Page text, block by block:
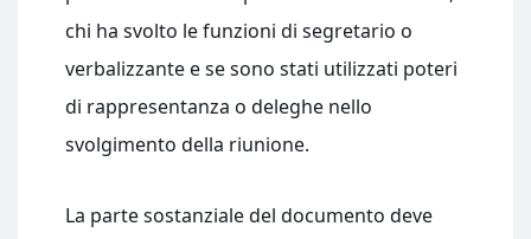
chi ha svolto le funzioni di segretario o
verbalizzante e se sono stati utilizzati poteri
di rappresentanza o deleghe nello
svolgimento della riunione.
La parte sostanziale del documento deve